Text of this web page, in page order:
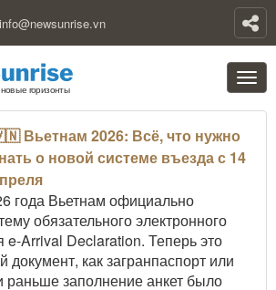
info@newsunrise.vn
Вьетнам 2026: Всё, что нужно
о новой системе въезда с 14
года Вьетнам официально
обязательного электронного
e-Arrival Declaration. Теперь это
как загранпаспорт или
раньше заполнение анкет было